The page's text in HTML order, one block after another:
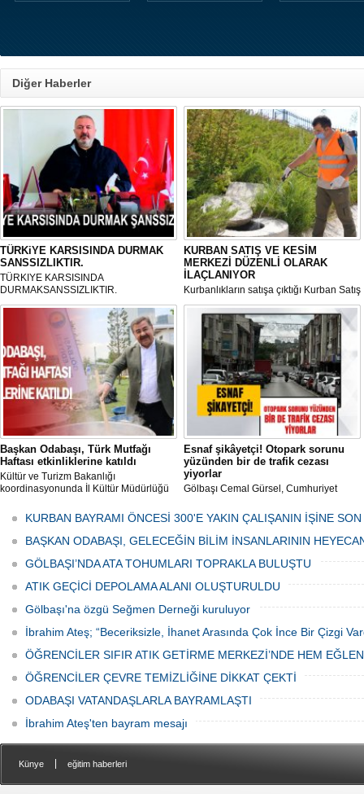
Diğer Haberler
TÜRKiYE KARSISINDA DURMAK
SANSSIZLIKTIR.
TÜRKIYE KARSISINDA
DURMAKSANSSIZLIKTIR.
KURBAN SATIŞ VE KESİM
MERKEZİ DÜZENLİ OLARAK
İLAÇLANIYOR
Kurbanlıkların satışa çıktığı Kurban Satış
ve Kesim Merkezi, haşere ve
mikropların önüne geçilmesi amacıyla
her gün Gölbaşı Belediyesi ekipleri
tarafından düzenli olarak ilaçlanıyor.
Başkan Odabaşı, Türk Mutfağı
Haftası etkinliklerine katıldı
Kültür ve Turizm Bakanlığı
koordinasyonunda İl Kültür Müdürlüğü
Haftası" etkinlikleri Ankara'da devam
ediyor.
Esnaf şikâyetçi! Otopark sorunu
yüzünden bir de trafik cezası
yiyorlar
Gölbaşı Cemal Gürsel, Cumhuriyet
bulunan esnaf ve alışverişe gelen
vatandaşlar park cezaları yüzünden
canından bezdi.
KURBAN BAYRAMI ÖNCESİ 300'E YAKIN ÇALIŞANIN İŞİNE
BAŞKAN ODABAŞI, GELECEĞİN BİLİM İNSANLARININ
GÖLBAŞI’NDA ATA TOHUMLARI TOPRAKLA BULUŞTU
ATIK GEÇİCİ DEPOLAMA ALANI OLUŞTURULDU
Gölbaşı'na özgü Seğmen Derneği kuruluyor
İbrahim Ateş; “Beceriksizle, İhanet Arasında Çok İnce Bir Çizgi
ÖĞRENCİLER SIFIR ATIK GETİRME MERKEZİ’NDE HEM
ÖĞRENCİLER ÇEVRE TEMİZLİĞİNE DİKKAT ÇEKTİ
ODABAŞI VATANDAŞLARLA BAYRAMLAŞTI
İbrahim Ateş'ten bayram mesajı
Künye eğitim haberleri